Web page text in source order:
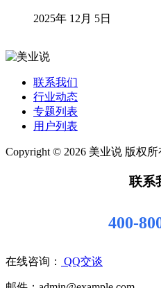
2025年 12月 5日
联系我们
行业动态
专题列表
用户列表
Copyright © 2026 美业说 版权所
联系
400-
在线咨询： QQ交谈